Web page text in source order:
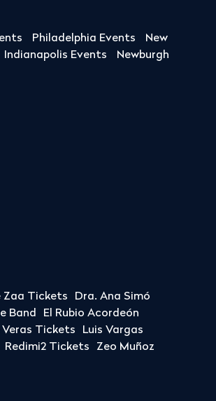
Philadelphia Events
New
Indianapolis Events
Newburgh
Zaa Tickets
Dra. Ana Simó
Band
El Rubio Acordeón
Veras Tickets
Luis Vargas
Redimi2 Tickets
Zeo Muñoz